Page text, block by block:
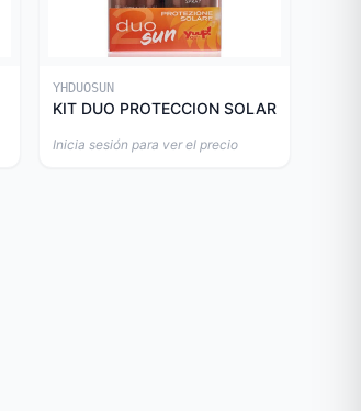
YHDUOSUN
KIT DUO PROTECCION SOLAR
Inicia sesión para ver el precio